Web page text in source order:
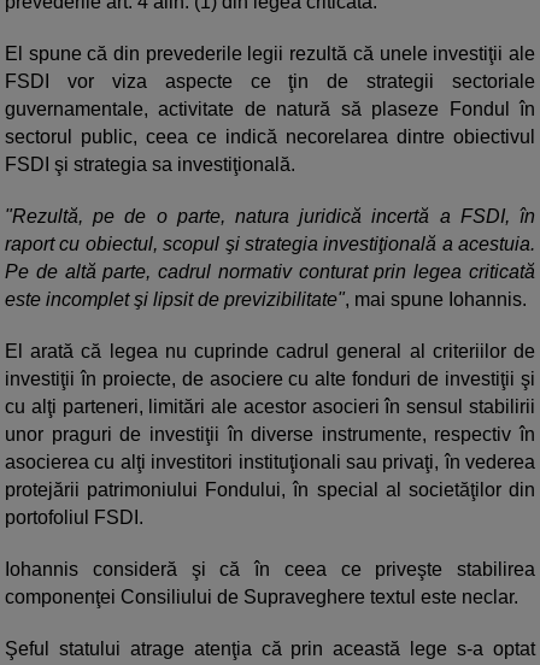
El spune că din prevederile legii rezultă că unele investiţii ale
FSDI vor viza aspecte ce ţin de strategii sectoriale
guvernamentale, activitate de natură să plaseze Fondul în
sectorul public, ceea ce indică necorelarea dintre obiectivul
FSDI şi strategia sa investiţională.
"Rezultă, pe de o parte, natura juridică incertă a FSDI, în
raport cu obiectul, scopul şi strategia investiţională a acestuia.
Pe de altă parte, cadrul normativ conturat prin legea criticată
este incomplet şi lipsit de previzibilitate", mai spune Iohannis.
El arată că legea nu cuprinde cadrul general al criteriilor de
investiţii în proiecte, de asociere cu alte fonduri de investiţii şi
cu alţi parteneri, limitări ale acestor asocieri în sensul stabilirii
unor praguri de investiţii în diverse instrumente, respectiv în
asocierea cu alţi investitori instituţionali sau privaţi, în vederea
protejării patrimoniului Fondului, în special al societăţilor din
portofoliul FSDI.
Iohannis consideră şi că în ceea ce priveşte stabilirea
componenţei Consiliului de Supraveghere textul este neclar.
Şeful statului atrage atenţia că prin această lege s-a optat